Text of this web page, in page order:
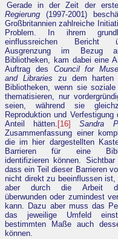
Gerade in der Zeit der
Regierung (1997-2001)
Großbritannien zahlreiche
Problem. In ihrem
einflussreichen Bericht
Ausgrenzung im Bezug
Bibliotheken, kam dabei eine
Auftrag des Council for
and Libraries zu dem harten
Bibliotheken, wenn sie
thematisieren, nur
seien, während sie
Reproduktion und Verfestigung
Anteil hätten. [16]
Sandra
Zusammenfassung einer
die im hier dargestellten
Barrieren für eine
identifizieren können.
dass ein Teil dieser Barrieren
nicht direkt zu beeinflussen ist,
aber durch die Arbeit
überwunden oder zumindest
kann. Dazu aber muss das
das jeweilige Umfeld
bestimmten Maße auch
können.